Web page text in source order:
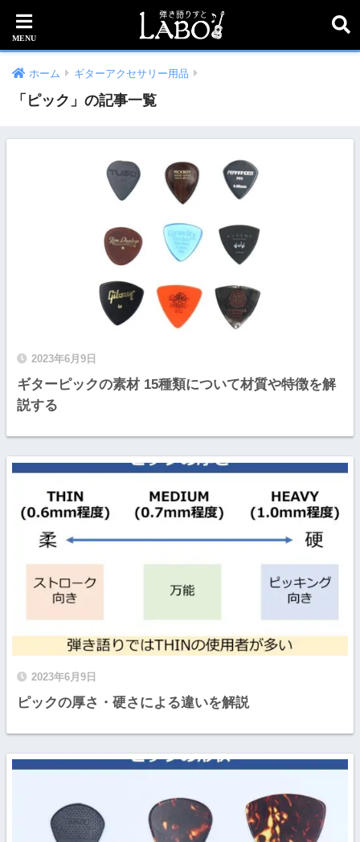
ホーム ギターアクセサリー用品
「ピック」の記事一覧
2023年6月9日
ギターピックの素材 15種類について材質や特徴を解
説する
2023年6月9日
ピックの厚さ・硬さによる違いを解説